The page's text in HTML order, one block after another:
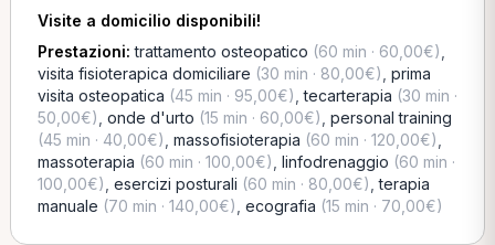
Visite a domicilio disponibili!
Prestazioni:trattamento osteopatico (60 min · 60,00€)
visita fisioterapica domiciliare (30 min · 80,00€) prima
visita osteopatica (45 min · 95,00€) ,tecarterapia (30 min ·
50,00€) onde d'urto (15 min · 60,00€) personal training
(45 min · 40,00€) massofisioterapia (60 min · 120,00€)
massoterapia (60 min · 100,00€) linfodrenaggio (60 min ·
100,00€) esercizi posturali (60 min · 80,00€) ,terapia
manuale (70 min · 140,00€) ecografia (15 min · 70,00€)